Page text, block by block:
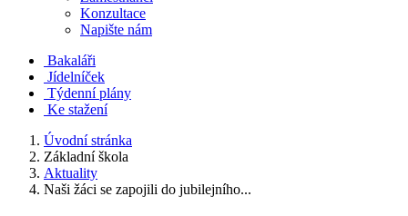
Konzultace
Napište nám
Bakaláři
Jídelníček
Týdenní plány
Ke stažení
Úvodní stránka
Základní škola
Aktuality
Naši žáci se zapojili do jubilejního...